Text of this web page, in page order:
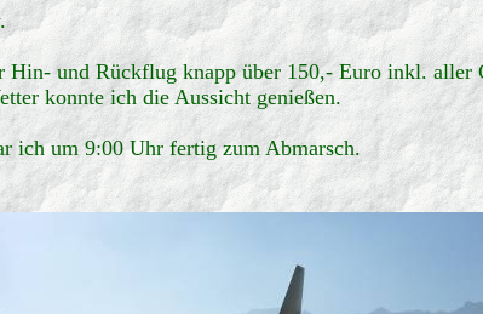
.
und Rückflug knapp über 150,- Euro inkl. aller
konnte ich die Aussicht genießen.
ich um 9:00 Uhr fertig zum Abmarsch.